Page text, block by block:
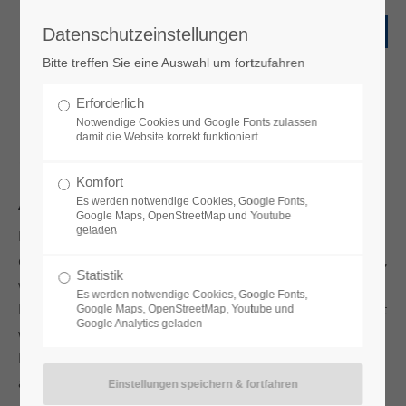
Datenschutz­erklärung
Allgemeine Hinweise
Die folgenden Hinweise geben einen einfachen Überblick
darüber, was mit Ihren personenbezogenen Daten passiert,
wenn Sie diese Website besuchen. Personenbezogene
Daten sind alle Daten, mit denen Sie persönlich identifiziert
werden können. Ausführliche Informationen zum Thema
Datenschutz entnehmen Sie unserer unter diesem Text
aufgeführten Datenschutzerklärung.
Datenschutzeinstellungen
Bitte treffen Sie eine Auswahl um fortzufahren
Erforderlich
Notwendige Cookies und Google Fonts zulassen
damit die Website korrekt funktioniert
Komfort
Es werden notwendige Cookies, Google Fonts,
Google Maps, OpenStreetMap und Youtube
geladen
Statistik
Es werden notwendige Cookies, Google Fonts,
Google Maps, OpenStreetMap, Youtube und
Google Analytics geladen